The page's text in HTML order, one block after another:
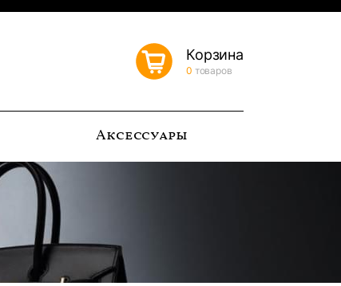
Корзина
0 товаров
Аксессуары